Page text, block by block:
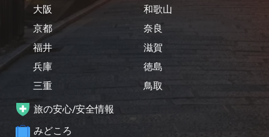
大阪
京都
福井
兵庫
三重
和歌山
奈良
滋賀
徳島
鳥取
旅の安心/安全情報
みどころ